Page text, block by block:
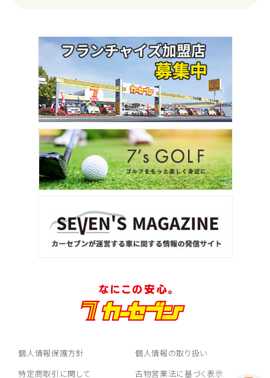
個人情報保護方針
個人情報の取り扱い
特定商取引に関して
古物営業法に基づく表示